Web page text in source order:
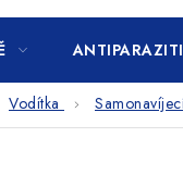
Vodítka